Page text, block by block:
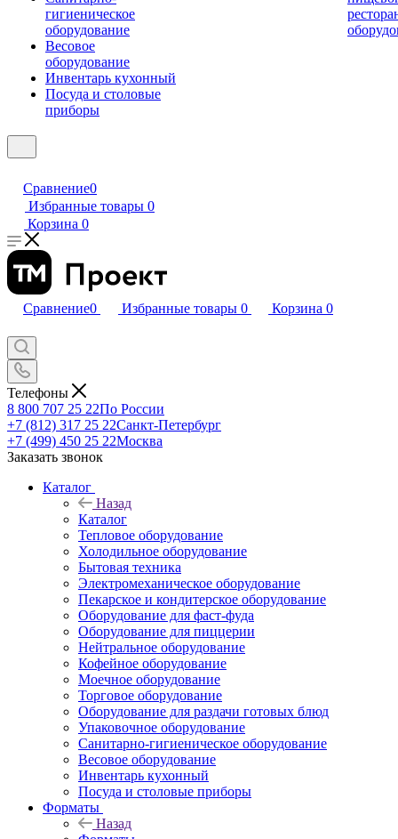
гигиеническое
оборудование
Весовое
оборудование
Инвентарь кухонный
Посуда и столовые
приборы
Сравнение0
Избранные товары 0
Корзина 0
Сравнение0 Избранные товары 0 Корзина 0
Телефоны
8 800 707 25 22По России
+7 (812) 317 25 22Санкт-Петербург
+7 (499) 450 25 22Москва
Заказать звонок
Каталог
Назад
Каталог
Тепловое оборудование
Холодильное оборудование
Бытовая техника
Электромеханическое оборудование
Пекарское и кондитерское оборудование
Оборудование для фаст-фуда
Оборудование для пиццерии
Нейтральное оборудование
Кофейное оборудование
Моечное оборудование
Торговое оборудование
Оборудование для раздачи готовых блюд
Упаковочное оборудование
Санитарно-гигиеническое оборудование
Весовое оборудование
Инвентарь кухонный
Посуда и столовые приборы
Форматы
Назад